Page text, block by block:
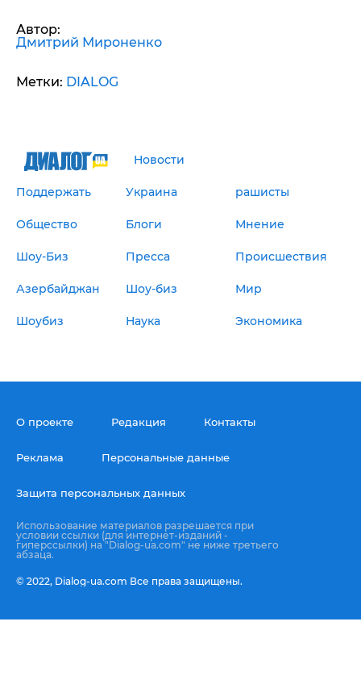
Автор:
Дмитрий Мироненко
Метки: DIALOG
Новости
Поддержать Украина рашисты
Общество Блоги Мнение
Шоу-Биз Пресса Происшествия
Азербайджан Шоу-биз Мир
Шоубиз Наука Экономика
О проекте Редакция Контакты
Реклама Персональные данные
Защита персональных данных
Использование материалов разрешается при
условии ссылки (для интернет-изданий -
гиперссылки) на "Dialog-ua.com" не ниже третьего
абзаца.
© 2022, Dialog-ua.сom Все права защищены.